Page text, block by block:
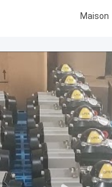
Maison